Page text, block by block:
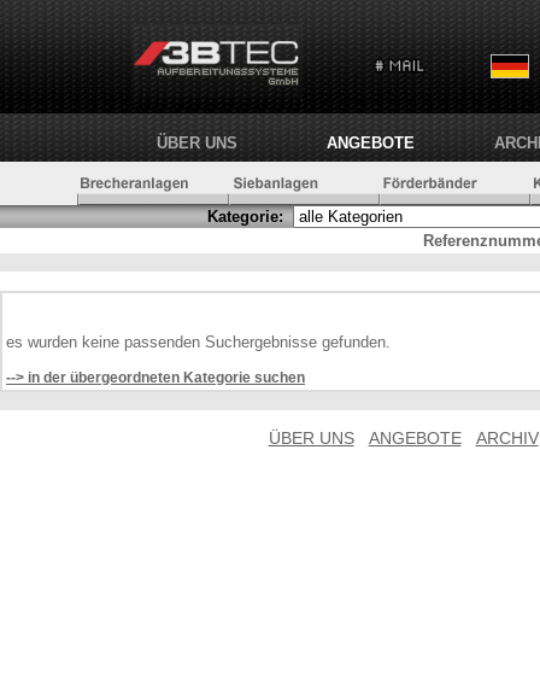
ÜBER UNS ANGEBOTE
Kategorie:
es wurden keine passenden Suchergebnisse gefunden.
--> in der übergeordneten Kategorie suchen
ÜBER UNS ANGEBOTE ARCHIV